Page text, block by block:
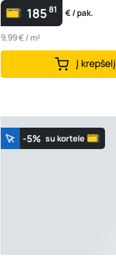
18581 € / pak.
9,99 € / m²
Į krepšelį
-5% su kortele